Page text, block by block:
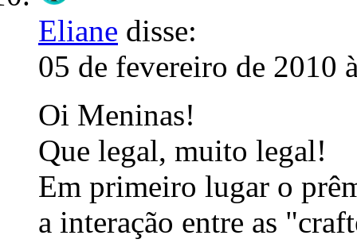
Eliane disse:
05 de fevereiro de 2010
Oi Meninas!
Que legal, muito legal!
Em primeiro lugar o
a interação entre as